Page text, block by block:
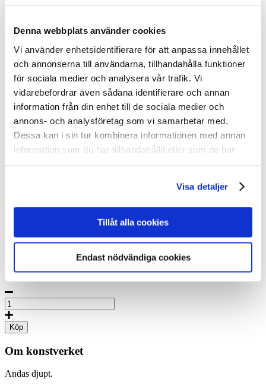
Denna webbplats använder cookies
Vi använder enhetsidentifierare för att anpassa innehållet
och annonserna till användarna, tillhandahålla funktioner
för sociala medier och analysera vår trafik. Vi
vidarebefordrar även sådana identifierare och annan
information från din enhet till de sociala medier och
annons- och analysföretag som vi samarbetar med.
Dessa kan i sin tur kombinera informationen med annan
information som du har tillhandahållit eller som de har
Visa detaljer
Tillåt alla cookies
Endast nödvändiga cookies
Klicka för att se fler bilder
Affischer – Vintage: Mellanstora – 50x70
cm
42,50€
Land of romance
1950-talet
Produktkod
POD-M-22-ENG
I lager
Land
of
romance,
Poster
50
x
cm
Köp
Om konstverket
Andas djupt.